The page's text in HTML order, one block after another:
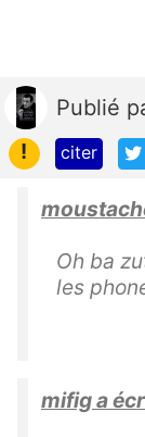
Publié
!
citer
Oh ba
les
mifig a